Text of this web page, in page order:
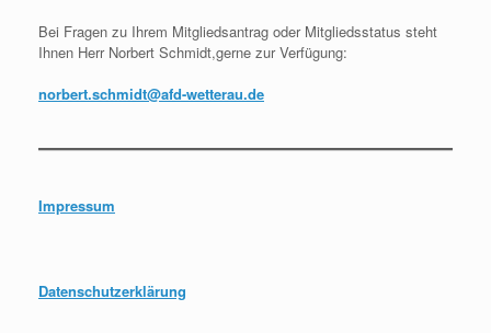
Bei Fragen zu Ihrem Mitgliedsantrag oder Mitgliedsstatus steht
Ihnen Herr Norbert Schmidt,gerne zur Verfügung:
norbert.schmidt@afd-wetterau.de
Impressum
Datenschutzerklärung